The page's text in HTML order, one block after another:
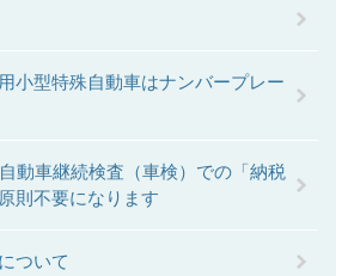
小型特殊自動車はナンバープレー
動車継続検査（車検）での「納税
則不要になります
ついて